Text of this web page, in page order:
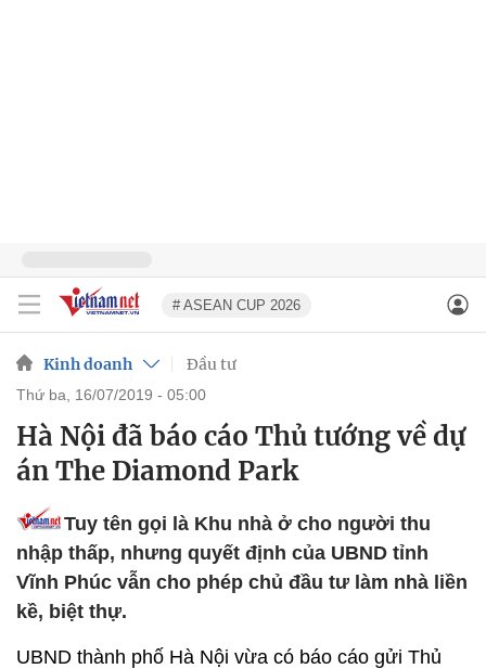
# ASEAN CUP 2026
Kinh doanh Đầu tư
thứ ba, 16/07/2019 - 05:00
Hà Nội đã báo cáo Thủ tướng về dự
án The Diamond Park
Tuy tên gọi là Khu nhà ở cho người thu
nhập thấp, nhưng quyết định của UBND tỉnh
Vĩnh Phúc vẫn cho phép chủ đầu tư làm nhà liền
kề, biệt thự.
UBND thành phố Hà Nội vừa có báo cáo gửi Thủ